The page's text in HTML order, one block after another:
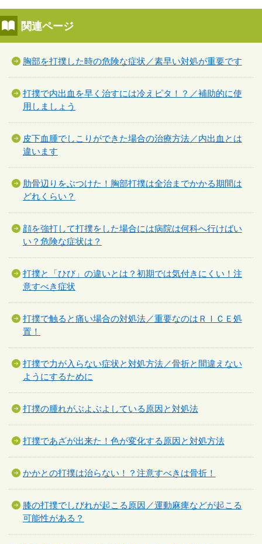
関連ページ
胸部を打撲した時の危険な症状／素早い対処が重要です
打撲で内出血を早く治すには冷えピタ！？／補助的に使
用しましょう
皮下血腫でしこりができた場合の治療方法／内出血とは
違います
肋骨辺りをぶつけた！胸部打撲は全治までかかる期間は
どれくらい？
顔を強打して打撲をした場合には病院は何科へ行けばい
い？危険な症状は？
打撲と「ひび」の違いとは？初期では気付きにくい！注
意すべき症状
打撲で触ると痛い場合の対処法／重要なのはＲＩＣＥ処
置！
打撲で力が入らない症状と対処方法／骨折と間違えない
ようにするために
打撲の腫れがぶよぶよしている原因と対処法
打撲であざが出来た！色が変化する原因と対処方法
かかとの打撲は治らない！？注意すべきは骨折！
膝の打撲でしびれが起こる原因／運動麻痺などが起こる
可能性がある？